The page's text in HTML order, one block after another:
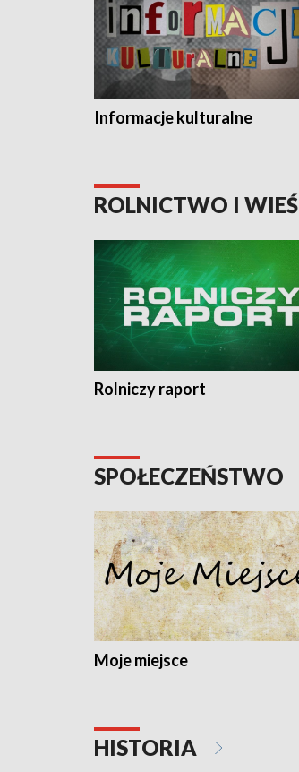
Informacje kulturalne
ROLNICTWO I WIEŚ
Rolniczy raport
SPOŁECZEŃSTWO
Moje miejsce
HISTORIA